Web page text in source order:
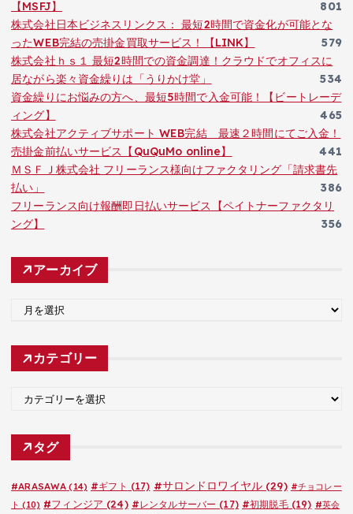
【MSFJ】
801
株式会社日本ビジネスリンクス： 最短2時間で資金化が可能とな
ったWEB完結の売掛金買取サービス！【LINK】
579
株式会社ｈｓ１ 最短2時間での資金調達！クラウドでオフィスに
居ながら楽々資金繰りは「うりかけ堂」
534
資金繰りにお悩みの方へ、最短5時間で入金可能！【ビートレーデ
ィング】
465
株式会社アクティブサポート WEB完結 最速２時間にてご入金！
売掛金前払いサービス【QuQuMo online】
441
ＭＳＦＪ株式会社 フリーランス様向けファクタリング「請求書先
払い」
386
フリーランス向け報酬即日払いサービス【ペイトナーファクタリ
ング】
356
アーカイブ
カ
カテゴリー
ゴ
タグ
#ARASAWA (14) #ギフト (17) #サロンドロワイヤル(29) #チョコレー
ト (10) #フィンジア (24) #レンタルサーバー (17) #初期脱毛(19) #英会